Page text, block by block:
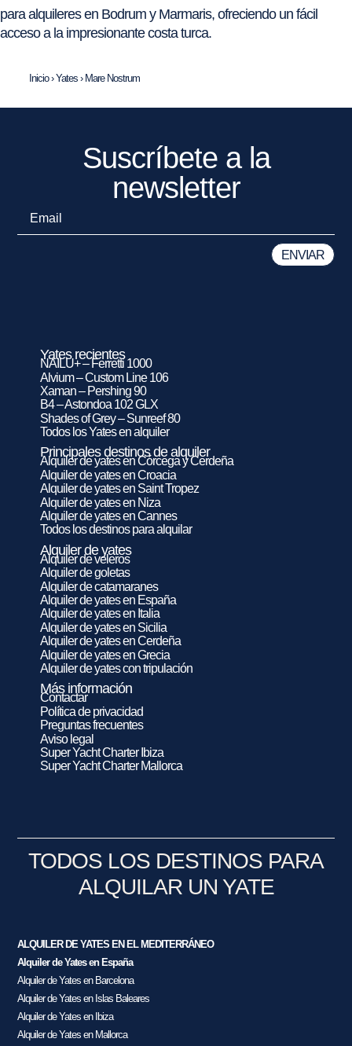
para alquileres en Bodrum y Marmaris, ofreciendo un fácil
acceso a la impresionante costa turca.
Inicio›Yates › Mare Nostrum
Suscríbete a la
newsletter
Yates recientes
NAILU+ – Ferretti 1000
Alvium – Custom Line 106
Xaman – Pershing 90
B4 – Astondoa 102 GLX
Shades of Grey – Sunreef 80
Todos los Yates en alquiler
Principales destinos de alquiler
Alquiler de yates en Córcega y Cerdeña
Alquiler de yates en Croacia
Alquiler de yates en Saint Tropez
Alquiler de yates en Niza
Alquiler de yates en Cannes
Todos los destinos para alquilar
Alquiler de yates
Alquiler de veleros
Alquiler de goletas
Alquiler de catamaranes
Alquiler de yates en España
Alquiler de yates en Italia
Alquiler de yates en Sicilia
Alquiler de yates en Cerdeña
Alquiler de yates en Grecia
Alquiler de yates con tripulación
Más información
Contactar
Política de privacidad
Preguntas frecuentes
Aviso legal
Super Yacht Charter Ibiza
Super Yacht Charter Mallorca
TODOS LOS DESTINOS PARA
ALQUILAR UN YATE
ALQUILER DE YATES EN EL MEDITERRÁNEO
Alquiler de Yates en España
Alquiler de Yates en Barcelona
Alquiler de Yates en Islas Baleares
Alquiler de Yates en Ibiza
Alquiler de Yates en Mallorca